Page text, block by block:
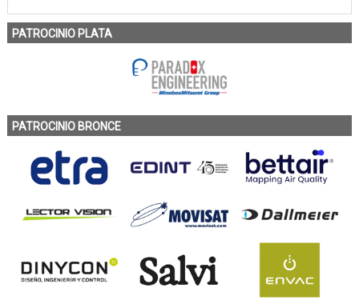
PATROCINIO PLATA
PATROCINIO BRONCE